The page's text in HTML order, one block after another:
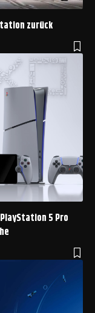
zurück
5 Pro